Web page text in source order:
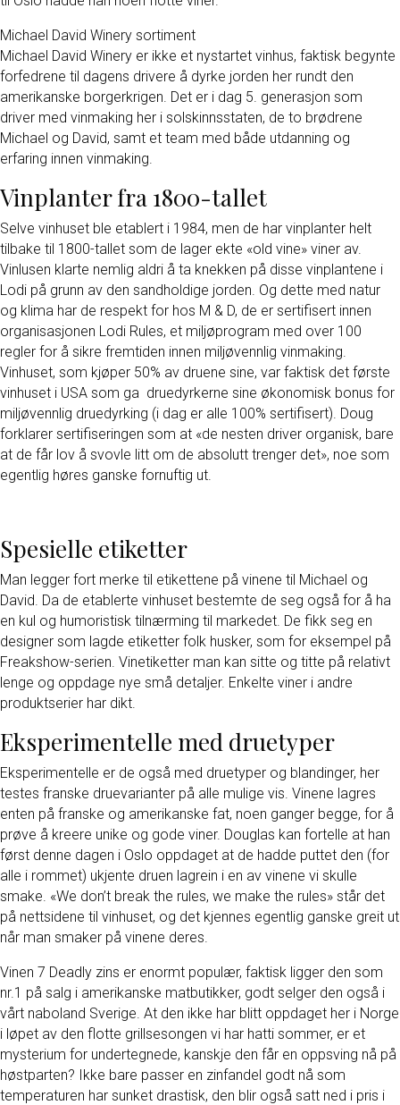
Michael David Winery sortiment
Michael David Winery er ikke et nystartet vinhus, faktisk begynte
forfedrene til dagens drivere å dyrke jorden her rundt den
amerikanske borgerkrigen. Det er i dag 5. generasjon som
driver med vinmaking her i solskinnsstaten, de to brødrene
Michael og David, samt et team med både utdanning og
erfaring innen vinmaking.
Vinplanter fra 1800-tallet
Selve vinhuset ble etablert i 1984, men de har vinplanter helt
tilbake til 1800-tallet som de lager ekte «old vine» viner av.
Vinlusen klarte nemlig aldri å ta knekken på disse vinplantene i
Lodi på grunn av den sandholdige jorden. Og dette med natur
og klima har de respekt for hos M & D, de er sertifisert innen
organisasjonen Lodi Rules, et miljøprogram med over 100
regler for å sikre fremtiden innen miljøvennlig vinmaking.
Vinhuset, som kjøper 50% av druene sine, var faktisk det første
vinhuset i USA som ga druedyrkerne sine økonomisk bonus for
miljøvennlig druedyrking (i dag er alle 100% sertifisert). Doug
forklarer sertifiseringen som at «de nesten driver organisk, bare
at de får lov å svovle litt om de absolutt trenger det», noe som
egentlig høres ganske fornuftig ut.
Spesielle etiketter
Man legger fort merke til etikettene på vinene til Michael og
David. Da de etablerte vinhuset bestemte de seg også for å ha
en kul og humoristisk tilnærming til markedet. De fikk seg en
designer som lagde etiketter folk husker, som for eksempel på
Freakshow-serien. Vinetiketter man kan sitte og titte på relativt
lenge og oppdage nye små detaljer. Enkelte viner i andre
produktserier har dikt.
Eksperimentelle med druetyper
Eksperimentelle er de også med druetyper og blandinger, her
testes franske druevarianter på alle mulige vis. Vinene lagres
enten på franske og amerikanske fat, noen ganger begge, for å
prøve å kreere unike og gode viner. Douglas kan fortelle at han
først denne dagen i Oslo oppdaget at de hadde puttet den (for
alle i rommet) ukjente druen lagrein i en av vinene vi skulle
smake. «We don’t break the rules, we make the rules» står det
på nettsidene til vinhuset, og det kjennes egentlig ganske greit ut
når man smaker på vinene deres.
Vinen 7 Deadly zins er enormt populær, faktisk ligger den som
nr.1 på salg i amerikanske matbutikker, godt selger den også i
vårt naboland Sverige. At den ikke har blitt oppdaget her i Norge
i løpet av den flotte grillsesongen vi har hatti sommer, er et
mysterium for undertegnede, kanskje den får en oppsving nå på
høstparten? Ikke bare passer en zinfandel godt nå som
temperaturen har sunket drastisk, den blir også satt ned i pris i